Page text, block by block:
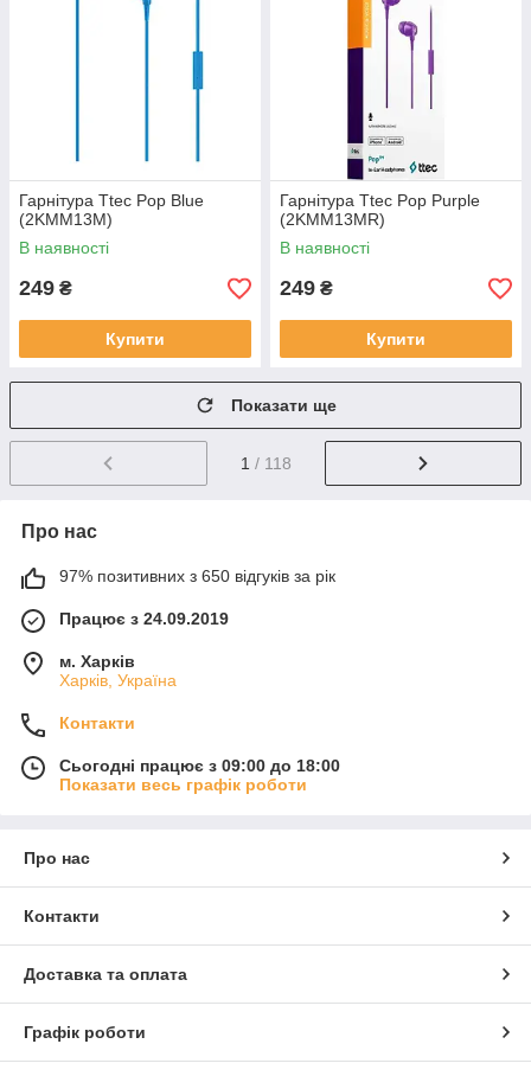
Гарнітура Ttec Pop Blue
(2KMM13M)
В наявності
249 ₴
Купити
Гарнітура Ttec Pop Purple
(2KMM13MR)
В наявності
249 ₴
Купити
Показати ще
1 / 118
Про нас
97% позитивних з 650 відгуків за рік
Працює з 24.09.2019
м. Харків
Харків, Україна
Контакти
Сьогодні працює з 09:00 до 18:00
Показати весь графік роботи
Про нас
Контакти
Доставка та оплата
Графік роботи